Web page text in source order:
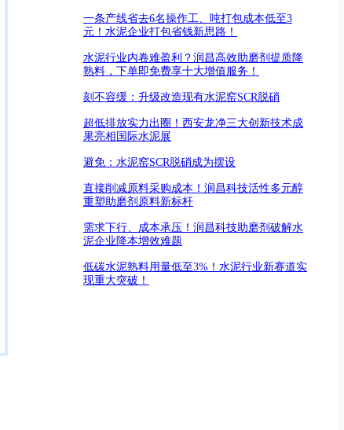
一条产线省去6名操作工、吨打包成本低至3
元！水泥企业打包省钱新思路！
水泥行业内卷难盈利？润昌高效助磨剂提质降
熟料，下单即免费享十大增值服务！
刻不容缓：升级改造现有水泥窑SCR脱硝
超低排放实力出圈！西安龙净三大创新技术成
果亮相国际水泥展
避免：水泥窑SCR脱硝成为摆设
直接削减原料采购成本！润昌科技活性多元醇
重塑助磨剂原料新标杆
需求下行、成本承压！润昌科技助磨剂破解水
泥企业降本增效难题
低碳水泥熟料用量低至3%！水泥行业新赛道实
现重大突破！